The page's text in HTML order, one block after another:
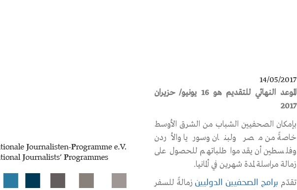
14/05/2017
الموعد النهائي للتقديم هو 16 يونيو/ حزيران
2017
بإمكان الصحفيين الشباب من الشرق الأوسط
خاصةً من مصر ولبنان وسوريا والأردن
وفلسطين أن يقدموا طلباتهم للحصول على
زمالة مراسلة لمدة شهرين في ألمانيا.
تقدّم برامج الصحفيين الدوليين زمالةً للسفر